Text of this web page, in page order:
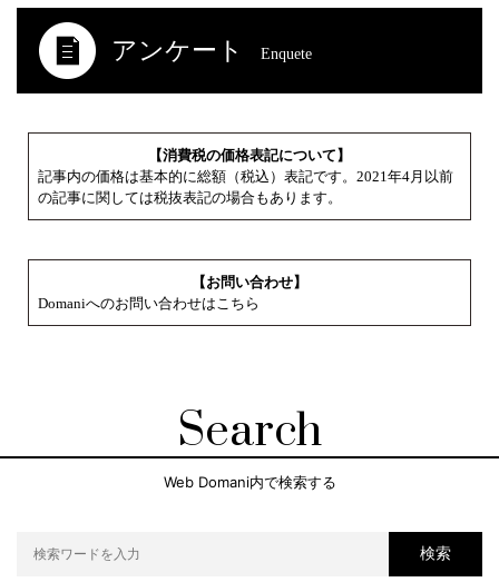
アンケート Enquete
【消費税の価格表記について】
記事内の価格は基本的に総額（税込）表記です。2021年4月以前
の記事に関しては税抜表記の場合もあります。
【お問い合わせ】
Domaniへのお問い合わせはこちら
Search
Web Domani内で検索する
検索